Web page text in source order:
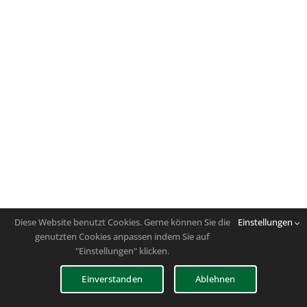
Diese Website benutzt Cookies. Gerne können Sie die
genutzten Cookies anpassen indem Sie auf
"Einstellungen" klicken.
Einstellungen
Einverstanden Ablehnen